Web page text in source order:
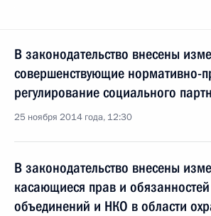
В законодательство внесены
совершенствующие нормативно-
регулирование социального
25 ноября 2014 года, 12:30
В законодательство внесены
касающиеся прав и
объединений и НКО в области